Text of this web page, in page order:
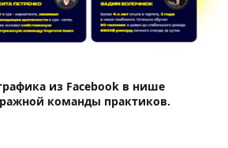
из Facebook в нише
команды практиков.